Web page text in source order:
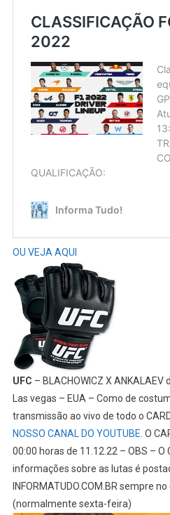
OU VEJA AQUI
UFC – BLACHOWICZ X
Las vegas – EUA – Como de
transmissão ao vivo de todo o
NOSSO CANAL DO YOUTUBE. O
00:00 horas de 11.12.22 – OBS – O
informações sobre as lutas é
INFORMATUDO.COM.BR sempre
(normalmente sexta-feira)